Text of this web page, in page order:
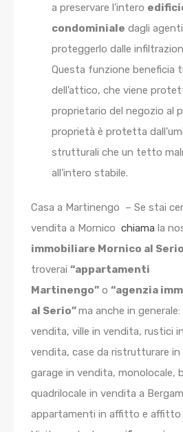
a preservare l’intero
condominiale dagli
proteggerlo dalle
Questa funzione beneficia
dell’attico, che viene
proprietario del negozio al
proprietà è protetta
strutturali che un tetto
all’intero stabile.
Casa a Martinengo – Se stai
vendita a Mornico chiama la
immobiliare Mornico al
troverai “appartamenti
Martinengo” o “agenzia
al Serio”ma anche in
vendita, ville in vendita, rustici
vendita, case da ristrutturare in
garage in vendita, monolocale,
quadrilocale in vendita a
appartamenti in affitto e affitto